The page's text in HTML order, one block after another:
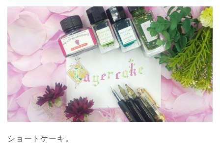
ショートケーキ。